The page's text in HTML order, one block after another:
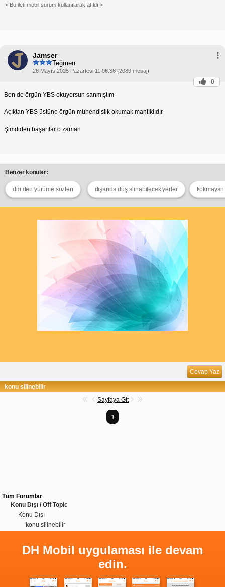
< Bu ileti mobil sürüm kullanılarak atıldı >
Jamser
Teğmen
26 Mayıs 2025 Pazartesi 11:06:36 (2089 mesaj)
0
Ben de örgün YBS okuyorsun sanmıştım
Açıktan YBS üstüne örgün mühendislik okumak mantıklıdır
Şimdiden başarılar o zaman
Benzer konular:
dm den yürüme sözleri dışarıda duş alınabilecek yerler
Cevap Yaz
konu silinebilir
Sayfaya Git
1
Tüm Forumlar
Konu Dışı / Off Topic
Konu Dışı
konu silinebilir
DH Mobil uygulaması ile devam
edin.